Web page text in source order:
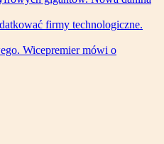
firmy technologiczne.
Wicepremier mówi o